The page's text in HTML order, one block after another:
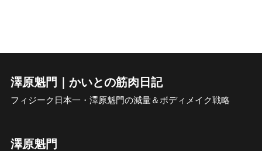
澤原魁門｜かいとの筋肉日記
フィジーク日本一・澤原魁門の減量＆ボディメイク戦略
澤原魁門